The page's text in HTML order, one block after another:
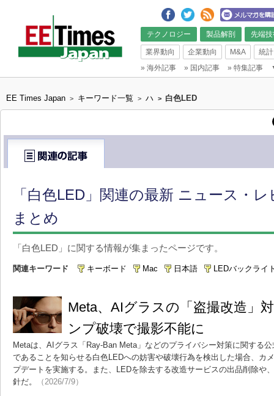
テクノロジー 製品解剖 先端
業界動向 企業動向 M&A
統計
» 海外記事 » 国内記事 » 特集記事
EE Times Japan > キーワード一覧 > ハ > 白色LED
「白色LED」関連の最新 ニュース・
まとめ
「白色LED」に関する情報が集まったページです。
関連キーワード キーボード Mac 日本語 LEDバックライ
Meta、AIグラスの「盗撮改造」
ンプ破壊で撮影不能に
Metaは、AIグラス「Ray-Ban Meta」などのプライバシー対策に関する
であることを知らせる白色LEDへの妨害や破壊行為を検出した場合、カ
プデートを実施する。また、LEDを除去する改造サービスの出品削除や
針だ。
（2026/7/9）